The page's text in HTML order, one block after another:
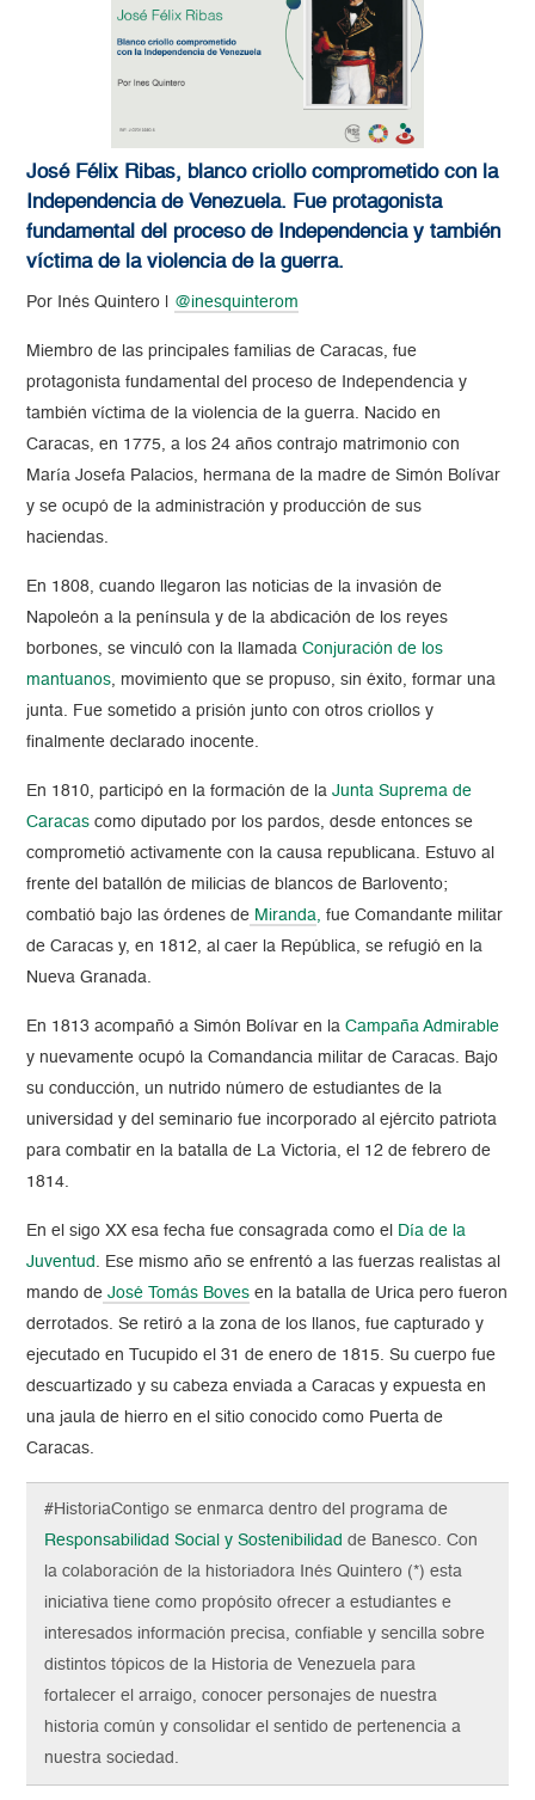
José Félix Ribas, blanco criollo comprometido con la
Independencia de Venezuela. Fue protagonista
fundamental del proceso de Independencia y también
víctima de la violencia de la guerra.
Por Inés Quintero | @inesquinterom
Miembro de las principales familias de Caracas, fue
protagonista fundamental del proceso de Independencia y
también víctima de la violencia de la guerra. Nacido en
Caracas, en 1775, a los 24 años contrajo matrimonio con
María Josefa Palacios, hermana de la madre de Simón Bolívar
y se ocupó de la administración y producción de sus
haciendas.
En 1808, cuando llegaron las noticias de la invasión de
Napoleón a la península y de la abdicación de los reyes
borbones, se vinculó con la llamadaConjuración de los
mantuanos, movimiento que se propuso, sin éxito, formar una
junta. Fue sometido a prisión junto con otros criollos y
finalmente declarado inocente.
En 1810, participó en la formación de laJunta Suprema de
Caracas como diputado por los pardos, desde entonces se
comprometió activamente con la causa republicana. Estuvo al
frente del batallón de milicias de blancos de Barlovento;
combatió bajo las órdenes de Miranda, fue Comandante militar
de Caracas y, en 1812, al caer la República, se refugió en la
Nueva Granada.
En 1813 acompañó a Simón Bolívar en laCampaña Admirable
y nuevamente ocupó la Comandancia militar de Caracas. Bajo
su conducción, un nutrido número de estudiantes de la
universidad y del seminario fue incorporado al ejército patriota
para combatir en la batalla de La Victoria, el 12 de febrero de
1814.
En el sigo XX esa fecha fue consagrada como el
Día de la
Juventud . Ese mismo año se enfrentó a las fuerzas realistas al
mando de José Tomás Boves en la batalla de Urica pero fueron
derrotados. Se retiró a la zona de los llanos, fue capturado y
ejecutado en Tucupido el 31 de enero de 1815. Su cuerpo fue
descuartizado y su cabeza enviada a Caracas y expuesta en
una jaula de hierro en el sitio conocido como Puerta de
Caracas.
#HistoriaContigo se enmarca dentro del programa de
Responsabilidad Social y Sostenibilidad de Banesco. Con
la colaboración de la historiadora Inés Quintero (*) esta
iniciativa tiene como propósito ofrecer a estudiantes e
interesados información precisa, confiable y sencilla sobre
distintos tópicos de la Historia de Venezuela para
fortalecer el arraigo, conocer personajes de nuestra
historia común y consolidar el sentido de pertenencia a
nuestra sociedad.